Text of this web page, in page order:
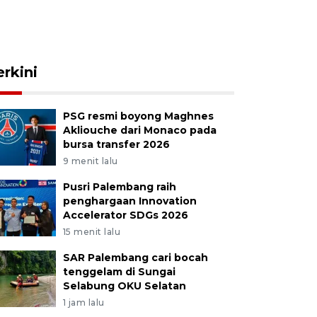
PSG resmi boyong Maghnes
Akliouche dari Monaco pada
bursa transfer 2026
9 menit lalu
Pusri Palembang raih
penghargaan Innovation
Accelerator SDGs 2026
15 menit lalu
SAR Palembang cari bocah
tenggelam di Sungai
Selabung OKU Selatan
1 jam lalu